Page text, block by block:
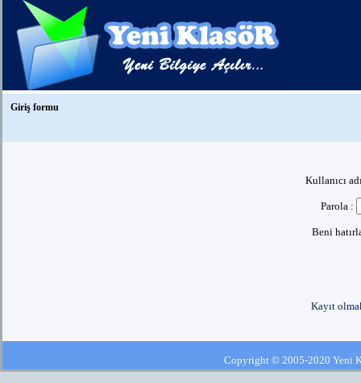
Giriş formu
Kullanıcı
Parola :
Beni
Kayıt
Copyright © 2005-2020 Yeni